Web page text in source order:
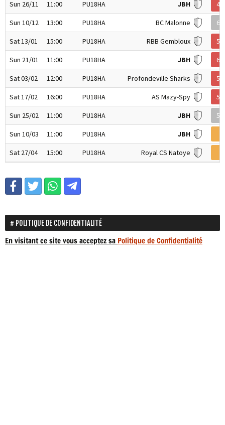
Sun 26/11 11:00 PU18HA JBH
Sun 10/12 13:00 PU18HA BC Malonne
Sat 13/01 15:00 PU18HA RBB Gembloux
Sun 21/01 11:00 PU18HA JBH
Sat 03/02 12:00 PU18HA Profondeville Sharks
Sat 17/02 16:00 PU18HA AS Mazy-Spy
Sun 25/02 11:00 PU18HA JBH
Sun 10/03 11:00 PU18HA JBH
Sat 27/04 15:00 PU18HA Royal CS Natoye
POLITIQUE DE CONFIDENTIALITÉ
En visitant ce site vous acceptez sa Politique de Confidentialité